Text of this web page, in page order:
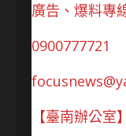
廣告、爆料專
0900777721
【臺南辦公室】